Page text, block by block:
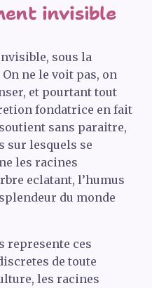
invisible
sous la
ne le voit pas, on
et pourtant tout
fondatrice en fait
sans paraitre,
sur lesquels se
les racines
eclatant, l’humus
du monde
represente ces
de toute
les racines